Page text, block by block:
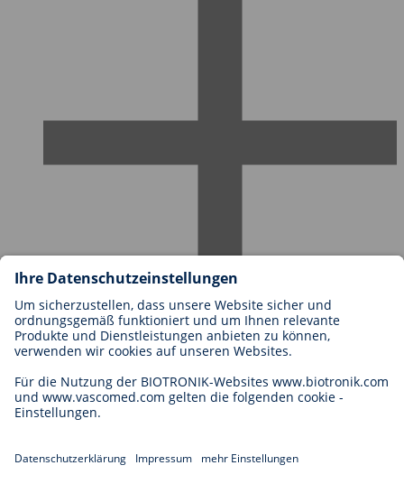
Karriere bei BIOTRONIK
Einstieg
Bewerbung
Karrierechancen